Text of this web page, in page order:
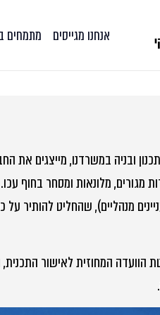
אנחנו מגייסים מתמחים
ובניה במשרדנו, מייצגים את
מגורים, מלונאות ומסחר בחוף
מנהליים), שהחליט להותיר
הוועדה המחוזית לאישור